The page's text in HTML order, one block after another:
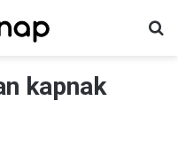
kapnak